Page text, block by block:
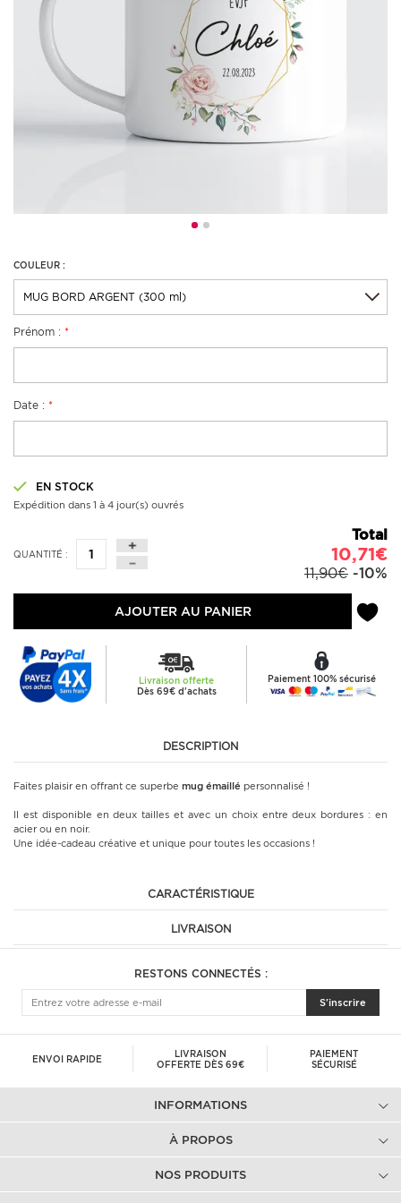
COULEUR :
Prénom : *
Date : *
EN STOCK
Expédition dans 1 à 4 jour(s) ouvrés
QUANTITÉ :
Total
10,71€
11,90€ -10%
AJOUTER AU PANIER
Livraison offerte
Dès 69€ d'achats
Paiement 100% sécurisé
DESCRIPTION
Faites plaisir en offrant ce superbe mug émaillé personnalisé !
Il est disponible en deux tailles et avec un choix entre deux bordures : en
acier ou en noir.
Une idée-cadeau créative et unique pour toutes les occasions !
CARACTÉRISTIQUE
LIVRAISON
RESTONS CONNECTÉS :
S'inscrire
ENVOI RAPIDE
LIVRAISON
OFFERTE DÈS 69€
PAIEMENT
SÉCURISÉ
INFORMATIONS
À PROPOS
NOS PRODUITS